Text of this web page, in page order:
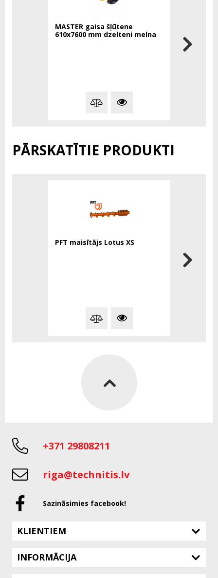
MASTER gaisa šļūtene
610x7600 mm dzelteni melna
PĀRSKATĪTIE PRODUKTI
PFT maisītājs Lotus XS
+371 29808211
riga@technitis.lv
Sazināsimies facebook!
KLIENTIEM
INFORMĀCIJA